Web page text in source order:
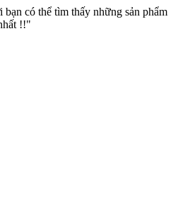
có thể tìm thấy những sản phẩm
!!"